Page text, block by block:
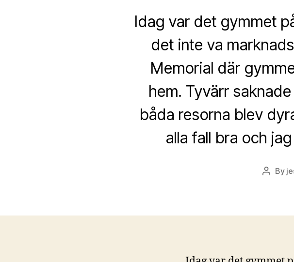
Idag var det gymmet
det inte va
Memorial där
hem. Tyvärr
båda resorna blev
alla fall bra och
By